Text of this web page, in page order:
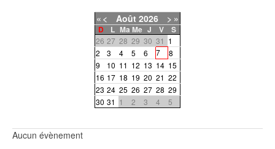
« < Août 2026 > »
D L Ma Me J V S
26 27 28 29 30 31 1
2
3 4 5 6 7
8
9
10 11 12 13 14 15
16 17 18 19 20 21 22
23 24 25 26 27 28 29
30 31 1 2 3 4 5
Aucun évènement